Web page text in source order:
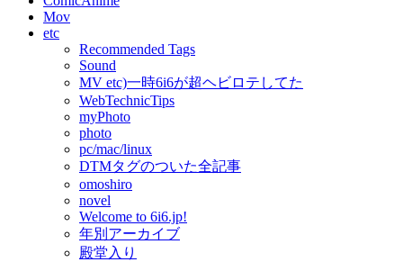
Mov
etc
Recommended Tags
Sound
MV etc)一時6i6が超ヘビロテしてた
WebTechnicTips
myPhoto
photo
pc/mac/linux
DTMタグのついた全記事
omoshiro
novel
Welcome to 6i6.jp!
年別アーカイブ
殿堂入り